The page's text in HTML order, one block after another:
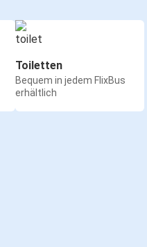
Toiletten
Bequem in jedem FlixBus
erhältlich